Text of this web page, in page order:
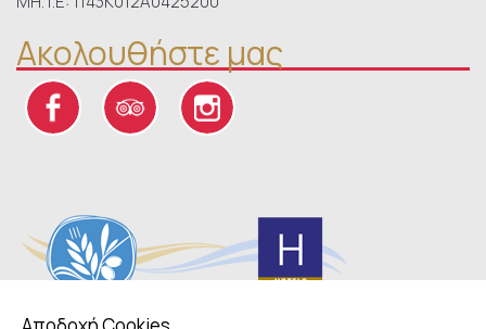
Ακολουθήστε μας